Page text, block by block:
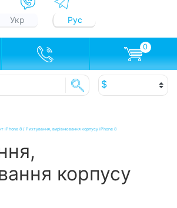
Укр Рус
0
iPhone 8 / Рихтування, вирівнювання корпусу iPhone 8
корпусу